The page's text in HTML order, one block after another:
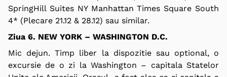
SpringHill Suites NY Manhattan Times Square South
4* (Plecare 21.12 & 28.12) sau similar.
Ziua 6. NEW YORK – WASHINGTON D.C.
Mic dejun. Timp liber la dispozitie sau optional, o
excursie de o zi la Washington – capitala Statelor